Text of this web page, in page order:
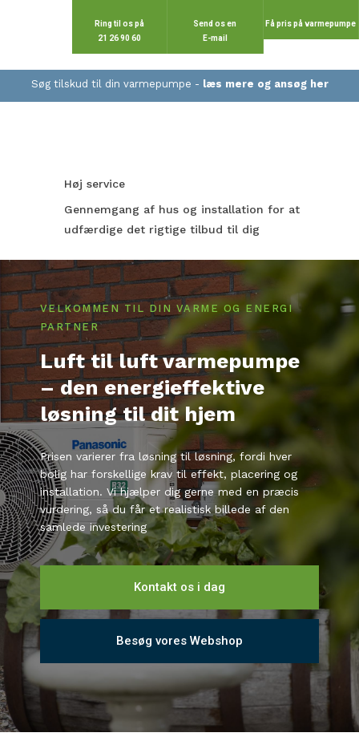
Ring til os på
​21 26 90 60
Send os en
​E-mail
Få pris på varmepumpe
Søg tilskud til din varmepumpe - læs mere og ansøg her​​
Høj service
Gennemgang af hus og installation for at
udfærdige det rigtige tilbud til dig​
VELKOMMEN TIL DIN VARME OG ENERGI
PARTNER
Luft til luft varmepumpe
– den energieffektive
løsning til dit hjem
Prisen varierer fra løsning til løsning, fordi hver
bolig har forskellige krav til effekt, placering og
installation. Vi hjælper dig gerne med en præcis
vurdering, så du får et realistisk billede af den
samlede investering
Kontakt os i dag
Besøg vores Webshop